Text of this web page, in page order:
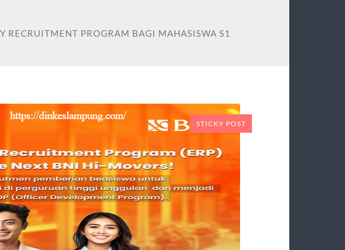
RECRUITMENT PROGRAM BAGI MAHASISWA S1
STICKY POST